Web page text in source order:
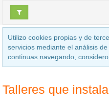
Utilizo cookies propias y de
servicios mediante el análisis
continuas navegando,
Talleres que